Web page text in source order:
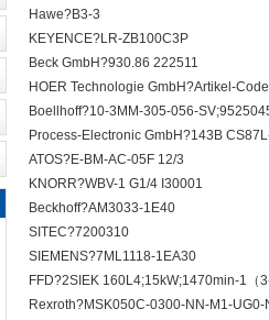
Hawe?B3-3
KEYENCE?LR-ZB100C3P
Beck GmbH?930.86 222511
HOER Technologie GmbH?Artikel-
Boellhoff?10-3MM-305-056-
Process-Electronic GmbH?143B
ATOS?E-BM-AC-05F 12/3
KNORR?WBV-1 G1/4 I30001
Beckhoff?AM3033-1E40
SITEC?7200310
SIEMENS?7ML1118-1EA30
FFD?2SIEK 160L4;15kW;1470min-1（
Rexroth?MSK050C-0300-NN-M1-